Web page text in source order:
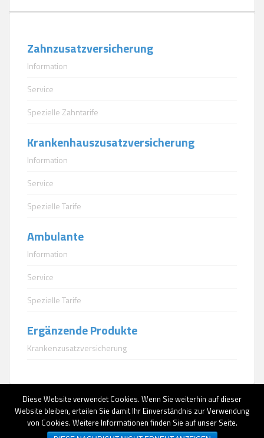
Zahnzusatzversicherung
Information
Service
Spezielle Zahntarife
Krankenhauszusatzversicherung
Information
Service
Spezielle Tarife
Ambulante
Information
Service
Spezielle Tarife
Ergänzende Produkte
Krankenzusatzversicherung
AGB|Datenschutz|Impressum|Erstinformationen
Diese Website verwendet Cookies. Wenn Sie weiterhin auf dieser
Website bleiben, erteilen Sie damit Ihr Einverständnis zur Verwendung
von Cookies. Weitere Informationen finden Sie auf unser Seite.